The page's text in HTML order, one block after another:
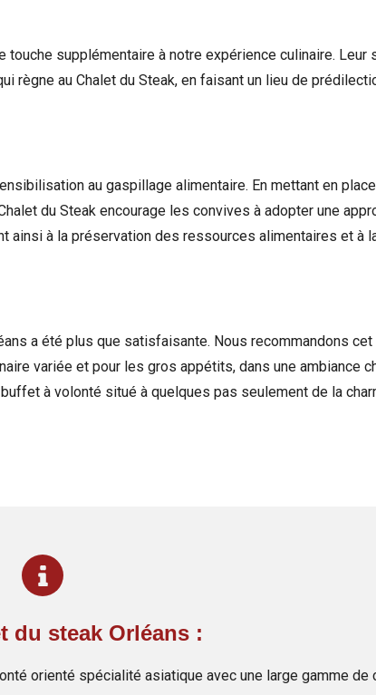
touche supplémentaire à notre expérience culinaire. Leur
règne au Chalet du Steak, en faisant un lieu de
au gaspillage alimentaire. En mettant en
du Steak encourage les convives à adopter une
ainsi à la préservation des ressources alimentaires et à
a été plus que satisfaisante. Nous recommandons cet
variée et pour les gros appétits, dans une ambiance
à volonté situé à quelques pas seulement de la
du steak Orléans :
orienté spécialité asiatique avec une large gamme de